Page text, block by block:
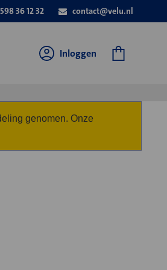
36 12 32 contact@velu.nl
Inloggen
genomen. Onze